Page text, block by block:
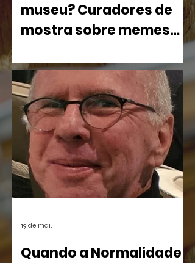
museu? Curadores de
mostra sobre memes
criativo no CCBB BH
pátio e o terceiro andar da instituição, o
projeto desafia a lógica tradicional dos
espaços museológicos ao colocar em
simbiose a chamada "alta cultura" e as
manifestações da cultura de massa
digital.
Quando a Normalidade
19 de mai.